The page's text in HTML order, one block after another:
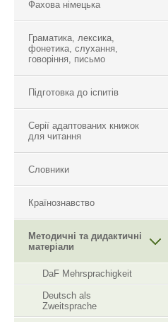
Фахова німецька
Граматика, лексика,
фонетика, слухання,
говоріння, письмо
Підготовка до іспитів
Серії адаптованих книжок
для читання
Словники
Країнознавство
Методичні та дидактичні
матеріали
DaF Mehrsprachigkeit
Deutsch als
Zweitsprache